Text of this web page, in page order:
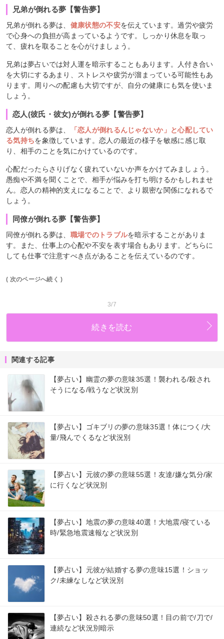
兄弟が倒れる夢【警告夢】
兄弟が倒れる夢は、 健康状態の不安を伝えています。過労や疲労
で心身への負担が高まっているようです。しっかり休息を取っ
て、疲れを取ることを心がけましょう。
兄弟は夢占いでは対人運を暗示することもあります。人付き合い
を大切にするあまり、ストレスや疲労が溜まっている可能性もあ
ります。周りへの配慮も大切ですが、自分の健康にも気を使いま
しょう。
恋人(彼氏・彼女)が倒れる夢【警告夢】
恋人が倒れる夢は、
「恋人が倒れるんじゃないか」と心配してい
る気持ちを象徴しています。恋人の最近の様子を敏感に感じ取
り、相手のことを気にかけているのです。
心配だったらさりげなく疲れていないか声をかけてみましょう。
愚痴や不満を聞くことで、相手が悩みを打ち明けるかもしれませ
ん。恋人の精神的支えになることで、より親密な関係になれるで
しょう。
同僚が倒れる夢【警告夢】
同僚が倒れる夢は、 職場でのトラブルを暗示することがありま
す。また、仕事上の心配や不安を表す場合もあります。どちらに
しても仕事で注意すべき点があることを伝えているのです。
( 次のページへ続く )
3/7
続きを読む
関連する記事
【夢占い】幽霊の夢の意味35選！襲われる/殺され
そうになる/戦うなど状況別
【夢占い】ゴキブリの夢の意味35選！体につく/大
量/飛んでくるなど状況別
【夢占い】元彼の夢の意味55選！友達/嫌な気分/家
に行くなど状況別
【夢占い】地震の夢の意味40選！大地震/寝ている
時/緊急地震速報など状況別
【夢占い】元彼が結婚する夢の意味15選！ショッ
ク/未練なしなど状況別
【夢占い】殺される夢の意味50選！目の前で/刀で/
連続など状況別暗示